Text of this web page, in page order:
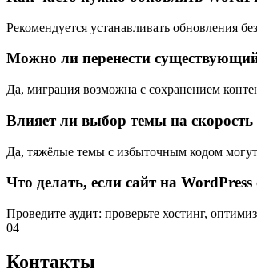
Рекомендуется устанавливать обновления
Можно ли перенести
Да, миграция возможна с сохранением
Влияет ли выбор темы на скорость
Да, тяжёлые темы с избыточным кодом могут
Что делать, если сайт на
Проведите аудит: проверьте хостинг,
04
Контакты